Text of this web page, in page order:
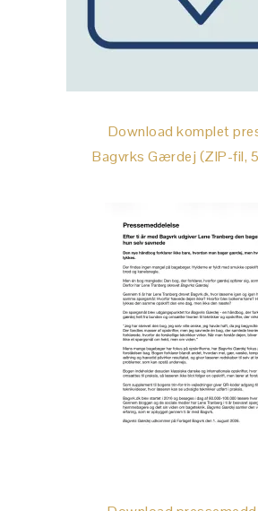
Download komplet
Bagvrks Gærdej (ZIP-fil,